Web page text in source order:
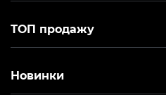
ТОП продажу
Новинки